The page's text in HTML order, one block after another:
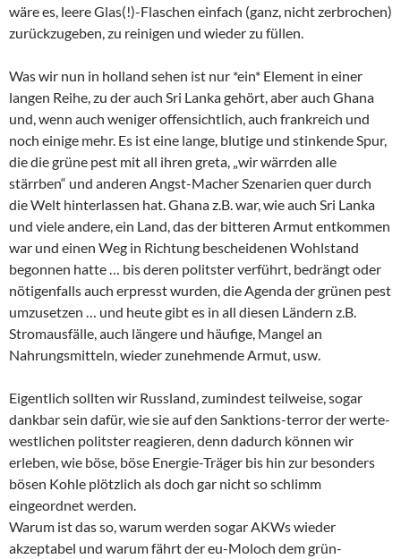
wäre es, leere Glas(!)-Flaschen einfach (ganz, nicht zerbrochen)
zurückzugeben, zu reinigen und wieder zu füllen.
Was wir nun in holland sehen ist nur *ein* Element in einer
langen Reihe, zu der auch Sri Lanka gehört, aber auch Ghana
und, wenn auch weniger offensichtlich, auch frankreich und
noch einige mehr. Es ist eine lange, blutige und stinkende Spur,
die die grüne pest mit all ihren greta, „wir wärrden alle
stärrben“ und anderen Angst-Macher Szenarien quer durch
die Welt hinterlassen hat. Ghana z.B. war, wie auch Sri Lanka
und viele andere, ein Land, das der bitteren Armut entkommen
war und einen Weg in Richtung bescheidenen Wohlstand
begonnen hatte … bis deren politster verführt, bedrängt oder
nötigenfalls auch erpresst wurden, die Agenda der grünen pest
umzusetzen … und heute gibt es in all diesen Ländern z.B.
Stromausfälle, auch längere und häufige, Mangel an
Nahrungsmitteln, wieder zunehmende Armut, usw.
Eigentlich sollten wir Russland, zumindest teilweise, sogar
dankbar sein dafür, wie sie auf den Sanktions-terror der werte-
westlichen politster reagieren, denn dadurch können wir
erleben, wie böse, böse Energie-Träger bis hin zur besonders
bösen Kohle plötzlich als doch gar nicht so schlimm
eingeordnet werden.
Warum ist das so, warum werden sogar AKWs wieder
akzeptabel und warum fährt der eu-Moloch dem grün-